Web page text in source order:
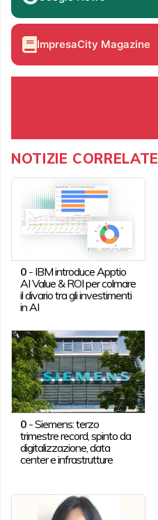
ImpresaCity Magazine
NOTIZIE CORRELATE
0- IBM introduce Apptio
AI Value & ROI per colmare
il divario tra gli investimenti
in AI
0-Siemens: terzo
trimestre record, spinto da
digitalizzazione, data
center e infrastrutture